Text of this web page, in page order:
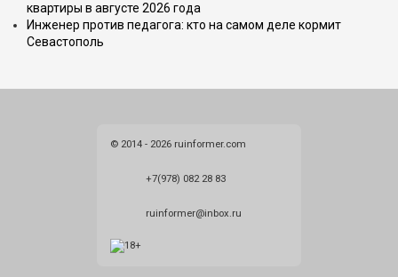
квартиры в августе 2026 года
Инженер против педагога: кто на самом деле кормит
Севастополь
© 2014 - 2026 ruinformer.com
+7(978) 082 28 83
ruinformer@inbox.ru